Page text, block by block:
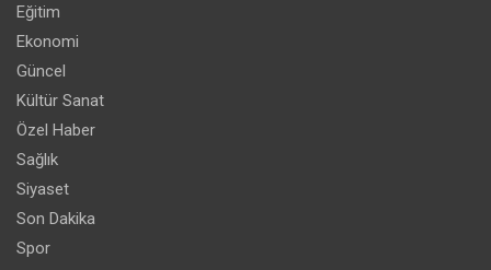
Eğitim
Ekonomi
Güncel
Kültür Sanat
Özel Haber
Sağlık
Siyaset
Son Dakika
Spor